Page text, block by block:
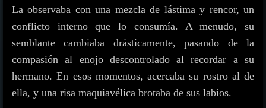
La observaba con una mezcla de lástima y rencor, un
conflicto interno que lo consumía. A menudo, su
semblante cambiaba drásticamente, pasando de la
compasión al enojo descontrolado al recordar a su
hermano. En esos momentos, acercaba su rostro al de
ella, y una risa maquiavélica brotaba de sus labios.